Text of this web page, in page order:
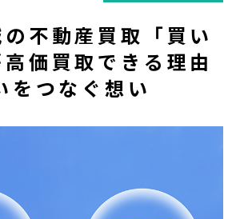
不動産ノウハウ
家を売る方法
返済に困ったら
不動産買取「買い
価買取できる理由
をつなぐ想い